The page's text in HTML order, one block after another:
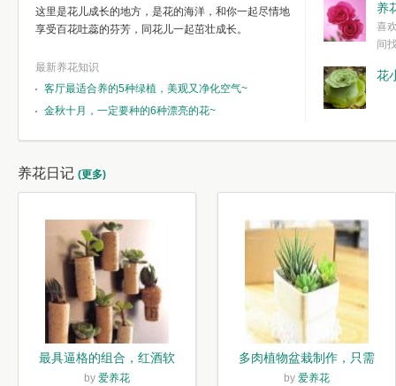
这里是花儿成长的地方，是花的海洋，和你一起尽情地
享受百花吐蕊的芬芳，同花儿一起茁壮成长。
最新养花知识
客厅最适合养的5种绿植，美观又净化空气~
金秋十月，一定要种的6种漂亮的花~
简单愉快的心
我们自己复杂
养
喜
间
花
养花日记 (更多)
最具逼格的组合，红酒软
木塞diy多肉植物盆栽
by 爱养花
多肉植物盆栽制作，只需
简单6步
by 爱养花